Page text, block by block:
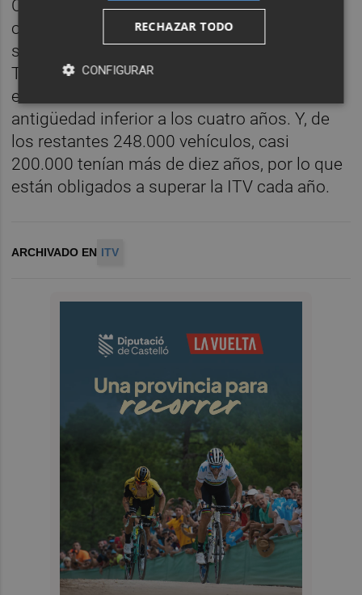
Castellón contabilizaba el pasado mes de
octubre 312.053 vehículos matriculados,
según datos de la Jefatura Provincial de
Tráfico. De ellos, apenas 64.000 estaban
exentos de la revisión al tener una
antigüedad inferior a los cuatro años. Y, de
los restantes 248.000 vehículos, casi
200.000 tenían más de diez años, por lo que
están obligados a superar la ITV cada año.
ARCHIVADO EN ITV
RECHAZAR TODO
CONFIGURAR